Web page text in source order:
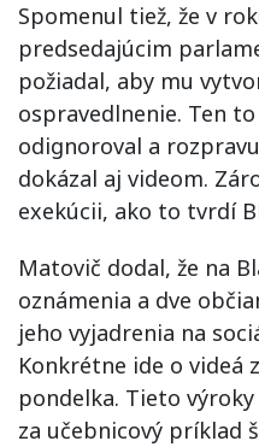
Spomenul tiež, že v
predsedajúcim
požiadal, aby mu
ospravedlnenie. Ten
odignoroval a
dokázal aj videom.
exekúcii, ako to tvrdí
Matovič dodal, že na
oznámenia a dve
jeho vyjadrenia na
Konkrétne ide o videá
pondelka. Tieto
za učebnicový príklad